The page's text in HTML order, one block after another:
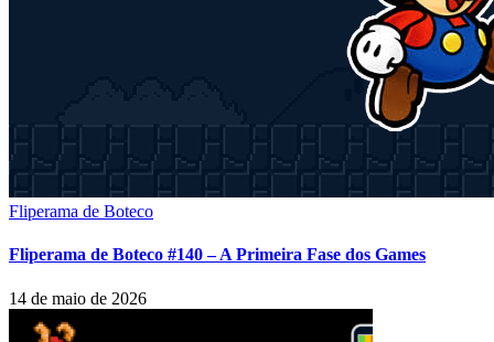
Fliperama de Boteco
Fliperama de Boteco #140 – A Primeira Fase dos Games
14 de maio de 2026